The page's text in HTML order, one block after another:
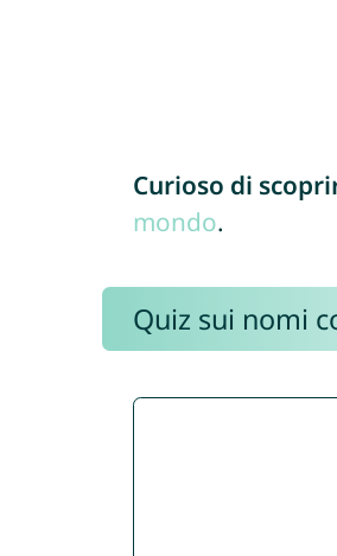
Curioso di
mondo.
Quiz sui nomi